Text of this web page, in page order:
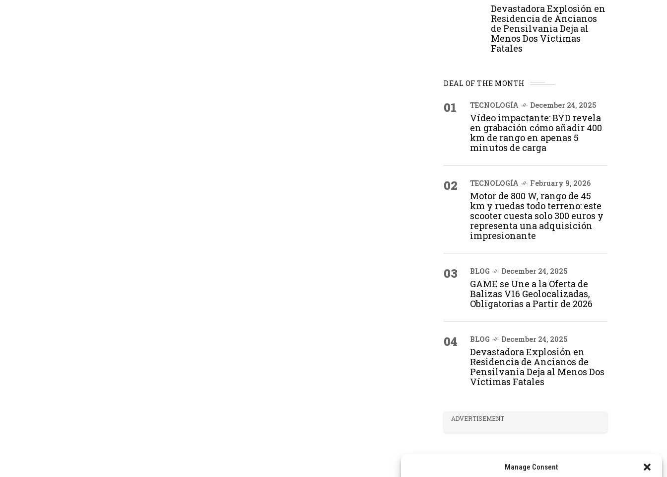
Manage Consent
Devastadora Explosión en
Residencia de Ancianos
de Pensilvania Deja al
Menos Dos Víctimas
Fatales
DEAL OF THE MONTH
01 TECNOLOGÍA December 24, 2025
Vídeo impactante: BYD revela
en grabación cómo añadir 400
km de rango en apenas 5
minutos de carga
02 TECNOLOGÍA February 9, 2026
Motor de 800 W, rango de 45
km y ruedas todo terreno: este
scooter cuesta solo 300 euros y
representa una adquisición
impresionante
03 BLOG December 24, 2025
GAME se Une a la Oferta de
Balizas V16 Geolocalizadas,
Obligatorias a Partir de 2026
04 BLOG December 24, 2025
Devastadora Explosión en
Residencia de Ancianos de
Pensilvania Deja al Menos Dos
Víctimas Fatales
ADVERTISEMENT